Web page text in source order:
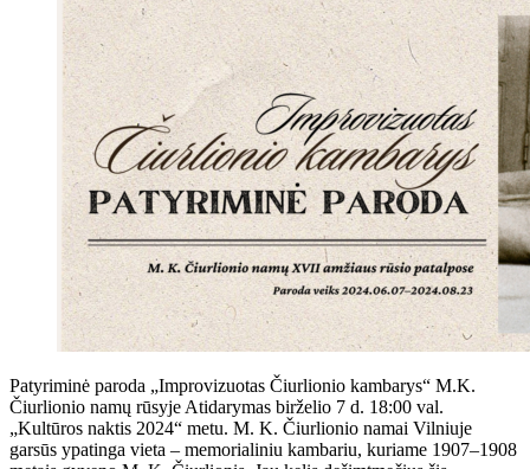
Patyriminė paroda „Improvizuotas Čiurlionio kambarys“ M.K.
Čiurlionio namų rūsyje Atidarymas birželio 7 d. 18:00 val.
„Kultūros naktis 2024“ metu. M. K. Čiurlionio namai Vilniuje
garsūs ypatinga vieta – memorialiniu kambariu, kuriame 1907–1908